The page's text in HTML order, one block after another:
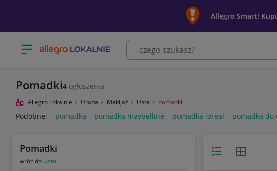
Allegro Smart!
Otwórz menu z kategoriami
Pomadki4 ogłoszenia
Allegro Lokalnie Uroda Makijaż Usta Pomadki
Podobne: pomadka pomadka maybelline pomadka loreal pomadka do
Pomadki
wróć do Usta
Widok listyWidok siatki